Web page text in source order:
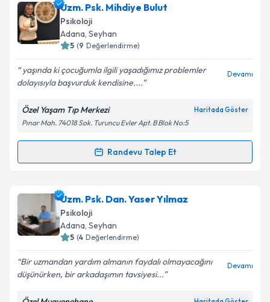
Klinik Psikolog Mihriban Taşpınar
takvimi talebi oluşturun. Size bu uzmandan randevu
almanız için bir takvim hazırlandığında e-posta ile
bilgilendireceğiz.
E-posta Adresiniz
Kişisel verilerimin işlenmesine ilişkin
Metni'ni okudum ve kişisel verilerimin belirtilen
kapsamda işlenmesini kabul ediyorum.
Uzm. Psk. Mihdiye Bulut
Psikoloji
Adana, Seyhan
5 (9 Değerlendirme)
yaşında ki çocuğumla ilgili yaşadığımız problemler
dolayısıyla başvurduk kendisine....
Devamı
Özel Yaşam Tıp Merkezi Haritada Göster
Pınar Mah. 74018 Sok. Turuncu Evler Apt. B Blok No:5
Randevu Talep Et
Randevu Takvimi Talebi
Uzm. Psk. Mihdiye Bulutiçin randevu takvimi talebi
oluşturun. Size bu uzmandan randevu almanız için bir
takvim hazırlandığında e-posta ile bilgilendireceğiz.
Uzm. Psk. Dan. Yaser Yılmaz
Psikoloji
Adana, Seyhan
5 (4 Değerlendirme)
Bir uzmandan yardım almanın faydalı olmayacağını
düşünürken, bir arkadaşımın tavsiyesi...
Devamı